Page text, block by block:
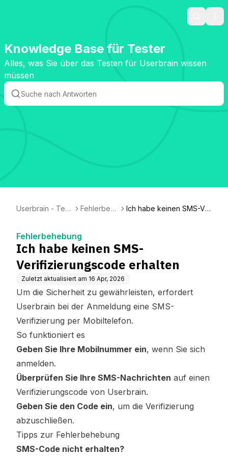
Search
Knowledge Base für Tester
Alles, was Sie über das Testen für Userbrain wissen
müssen
Userbrain - Test
Fehlerbehe
Ich habe keinen SMS-Ve
Fehlerbehebung
Ich habe keinen SMS-
Verifizierungscode erhalten
Zuletzt aktualisiert am 16 Apr, 2026
Um die Sicherheit zu gewährleisten, erfordert
Userbrain bei der Anmeldung eine SMS-
Verifizierung per Mobiltelefon.
So funktioniert es
Geben Sie Ihre Mobilnummer ein, wenn Sie sich
anmelden.
Überprüfen Sie Ihre SMS-Nachrichten auf einen
Verifizierungscode von Userbrain.
Geben Sie den Code ein, um die Verifizierung
abzuschließen.
Tipps zur Fehlerbehebung
SMS-Code nicht erhalten?